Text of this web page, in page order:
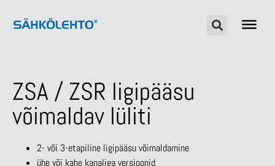
ZSA / ZSR ligipääsu
võimaldav lüliti
2- või 3-etapiline ligipääsu võimaldamine
ühe või kahe kanaliga versioonid